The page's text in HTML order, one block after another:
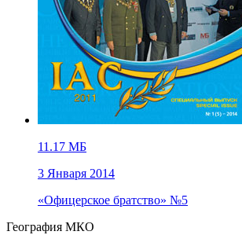
11.17 МБ
3 Января 2014
«Офицерское братство» №5
География МКО